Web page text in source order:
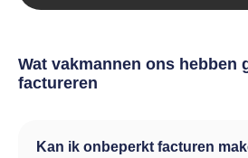
Wat vakmannen ons hebben
factureren
Kan ik onbeperkt facturen